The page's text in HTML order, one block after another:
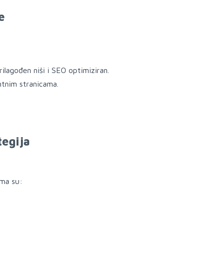
niši i SEO optimiziran.
stranicama.
su: